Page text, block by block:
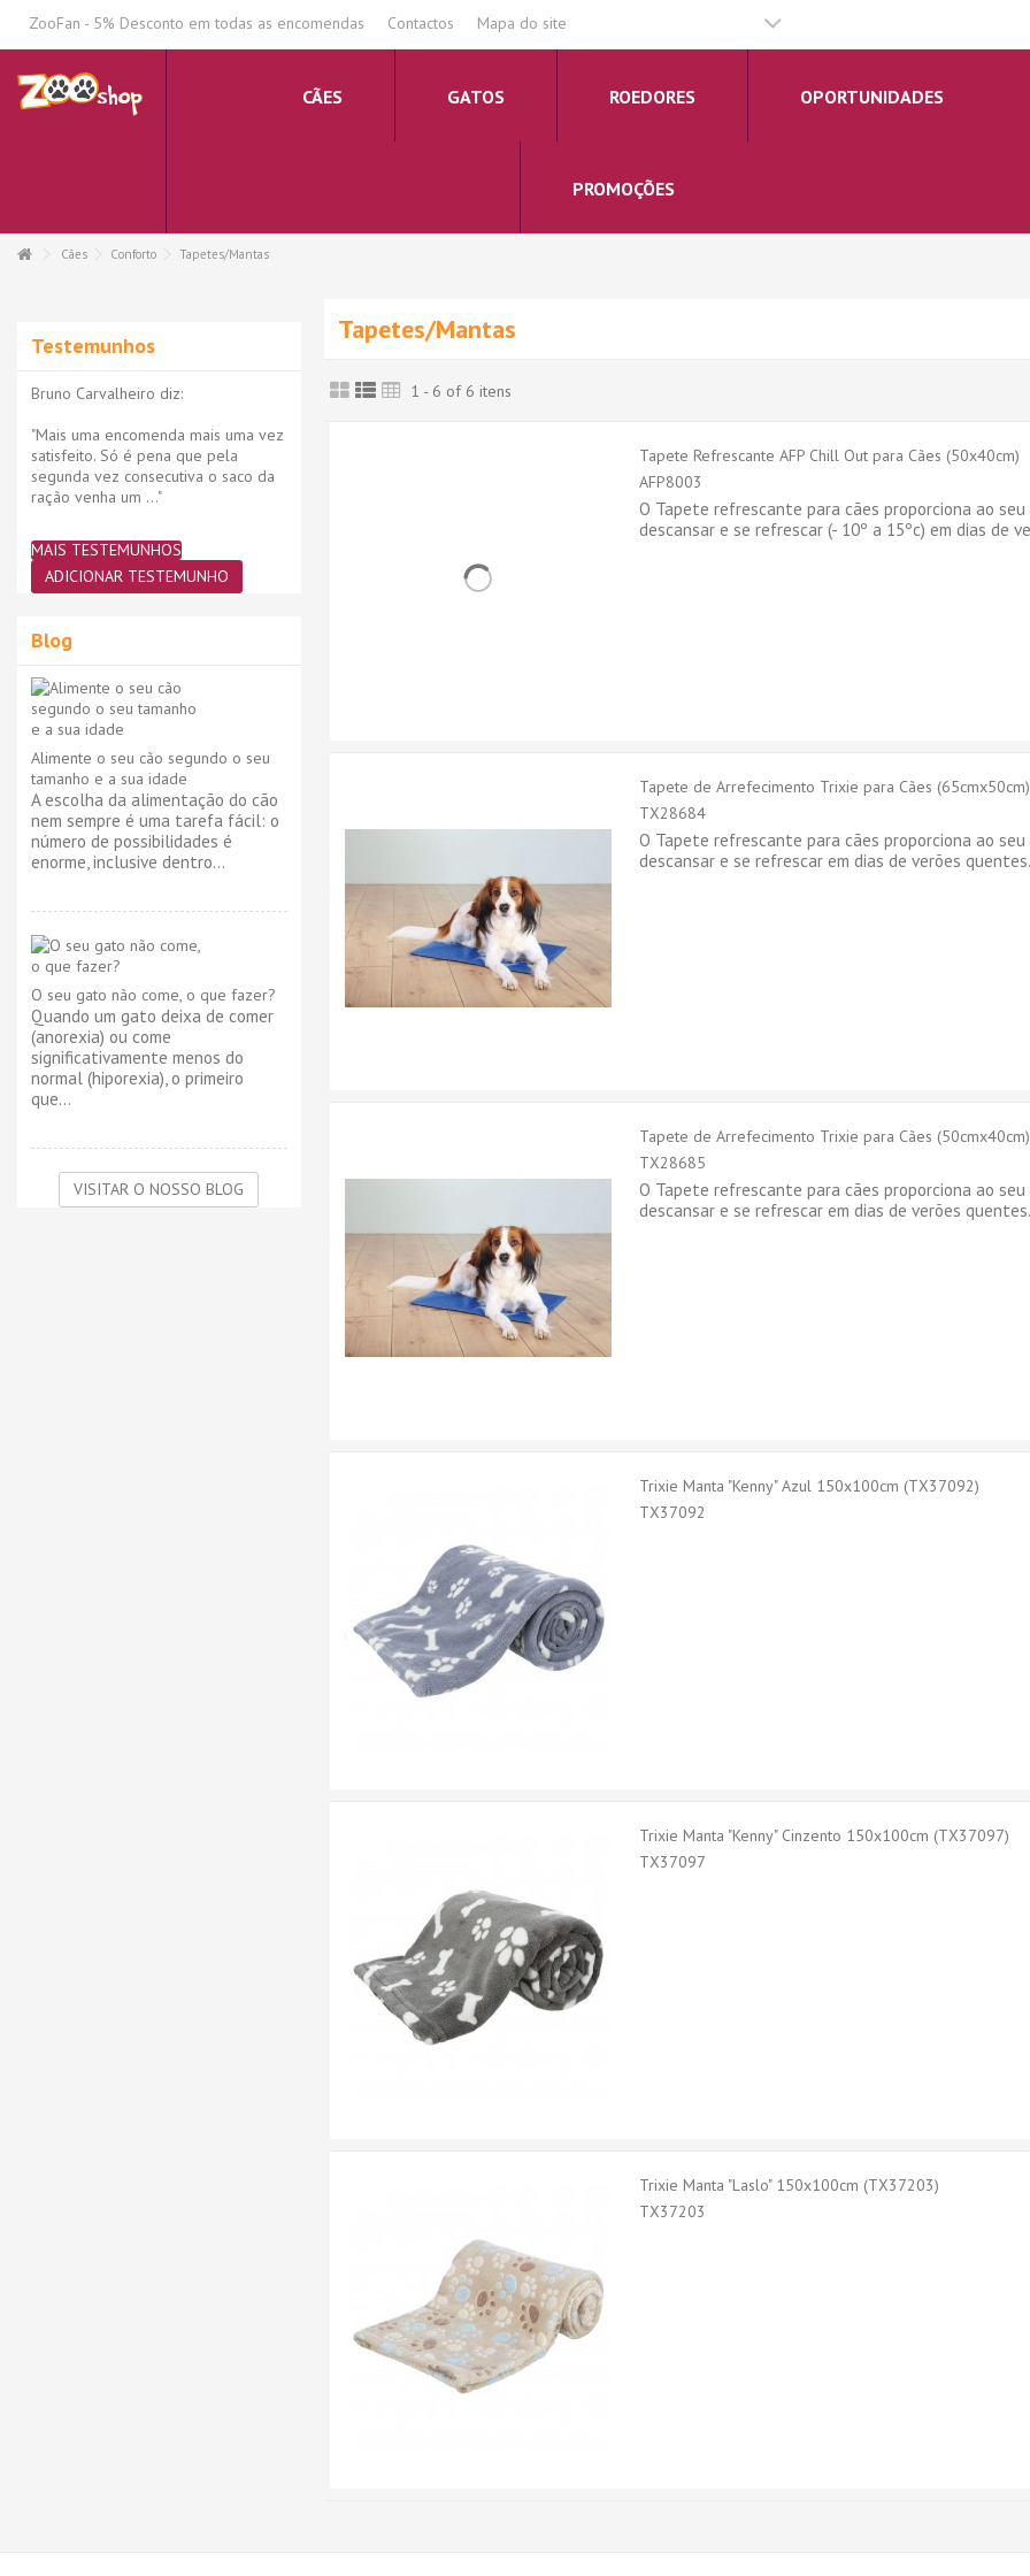
ZooFan - 5% Desconto em todas as encomendas Contactos Mapa do site
CÃES GATOS ROEDORES OPORTUNIDADES
PROMOÇÕES
Cães Conforto Tapetes/Mantas
Tapetes/Mantas
1 - 6 of 6 itens
Tapete Refrescante AFP Chill Out para Cães (50x40cm)
AFP8003
O Tapete refrescante para cães proporciona ao
descansar e se refrescar (- 10º a 15ºc) em dias de
Tapete de Arrefecimento Trixie para Cães
TX28684
O Tapete refrescante para cães proporciona ao
descansar e se refrescar em dias de verões quentes.
Tapete de Arrefecimento Trixie para Cães
TX28685
O Tapete refrescante para cães proporciona ao
descansar e se refrescar em dias de verões quentes.
Trixie Manta "Kenny" Azul 150x100cm (TX37092)
TX37092
Trixie Manta "Kenny" Cinzento 150x100cm (TX37097)
TX37097
Trixie Manta "Laslo" 150x100cm (TX37203)
TX37203
Testemunhos
Bruno Carvalheiro diz:
"Mais uma encomenda mais uma vez
satisfeito. Só é pena que pela
segunda vez consecutiva o saco da
ração venha um ..."
MAIS TESTEMUNHOS
ADICIONAR TESTEMUNHO
Blog
Alimente o seu cão segundo o seu
tamanho e a sua idade
A escolha da alimentação do cão
nem sempre é uma tarefa fácil: o
número de possibilidades é
enorme, inclusive dentro...
O seu gato não come, o que fazer?
Quando um gato deixa de comer
(anorexia) ou come
significativamente menos do
normal (hiporexia), o primeiro
que...
VISITAR O NOSSO BLOG